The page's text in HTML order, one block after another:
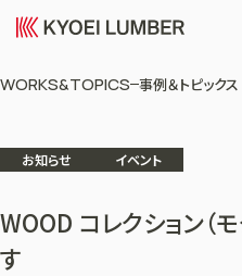
WORKS&TOPICS 事例＆トピックス
お知らせ イベント
WOOD コレクション（
す